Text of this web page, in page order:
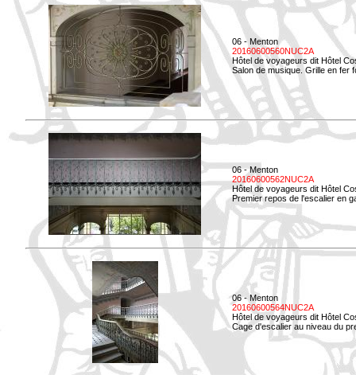
06 - Menton
20160600560NUC2A
Hôtel de voyageurs dit Hôtel
Salon de musique. Grille en fer
06 - Menton
20160600562NUC2A
Hôtel de voyageurs dit Hôtel
Premier repos de l'escalier en
06 - Menton
20160600564NUC2A
Hôtel de voyageurs dit Hôtel
Cage d'escalier au niveau du